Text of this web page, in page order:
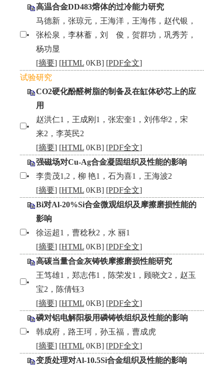
高温合金DD483熔体的过冷能力研究
•
马德新，张琼元，王海洋，王海伟，赵代银，
张松泉，李林蓄，刘 俊，贺群功，巩秀芳，
杨功显
[摘要] [HTML 0KB] [PDF全文]
试验研究
CO2硬化酚醛树脂的制备及在缸体砂芯上的应
用
•
赵洪仁1，王成刚1，张宏奎1，刘伟华2，宋
来2，李英民2
[摘要] [HTML 0KB] [PDF全文]
强磁场对Cu-Ag合金凝固组织及性能的影响
•
李贵茂1,2，柳 艳1，石为喜1，王海波2
[摘要] [HTML 0KB] [PDF全文]
Bi对Al-20%Si合金微观组织及摩擦磨损性能的
影响
•
徐运超1，曹稔秋2，水 丽1
[摘要] [HTML 0KB] [PDF全文]
高碳当量合金灰铸铁摩擦磨损性能研究
•
王笃雄1，郑志伟1，陈荣发1，顾晓文2，赵玉
宝2，陈倩钰3
[摘要] [HTML 0KB] [PDF全文]
磷对铝电解阳极用磷铸铁组织及性能的影响
•
韩成府，路王珂，孙玉福，曹成虎
[摘要] [HTML 0KB] [PDF全文]
变质处理对Al-10.5Si合金组织及性能的影响